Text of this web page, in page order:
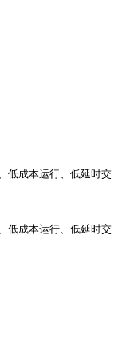
低成本运行、低延时交
低成本运行、低延时交